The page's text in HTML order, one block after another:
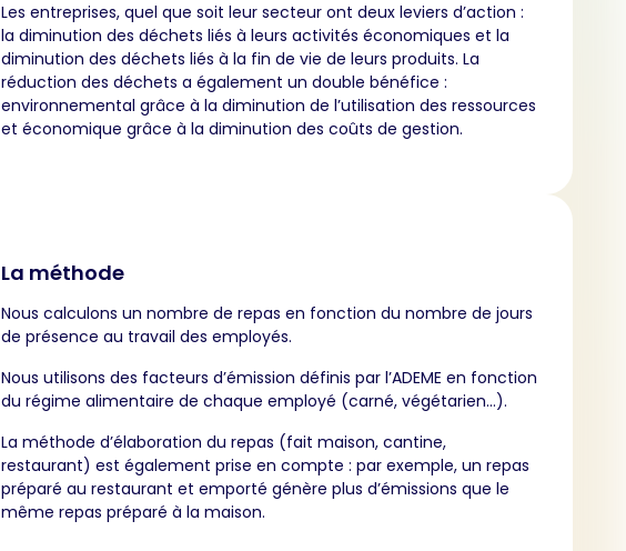
Les entreprises, quel que soit leur secteur ont deux leviers d’action :
la diminution des déchets liés à leurs activités économiques et la
diminution des déchets liés à la fin de vie de leurs produits. La
réduction des déchets a également un double bénéfice :
environnemental grâce à la diminution de l’utilisation des ressources
et économique grâce à la diminution des coûts de gestion.
La méthode
Nous calculons un nombre de repas en fonction du nombre de jours
de présence au travail des employés.
Nous utilisons des facteurs d’émission définis par l’ADEME en fonction
du régime alimentaire de chaque employé (carné, végétarien…).
La méthode d’élaboration du repas (fait maison, cantine,
restaurant) est également prise en compte : par exemple, un repas
préparé au restaurant et emporté génère plus d’émissions que le
même repas préparé à la maison.